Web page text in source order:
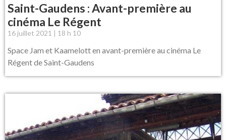
Saint-Gaudens : Avant-première au
cinéma Le Régent
16 juillet 2021 18 h 10
Space Jam et Kaamelott en avant-première au cinéma Le
Régent de Saint-Gaudens